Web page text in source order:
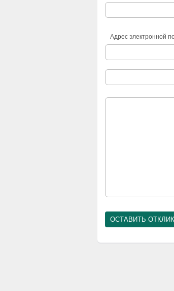
Адрес электронной